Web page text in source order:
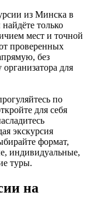
из Минска в
только
мест и точной
проверенных
без
для
по
для себя
экскурсия
формат,
индивидуальные,
туры.
на